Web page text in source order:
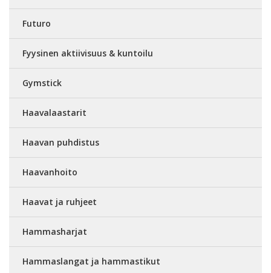
Futuro
Fyysinen aktiivisuus & kuntoilu
Gymstick
Haavalaastarit
Haavan puhdistus
Haavanhoito
Haavat ja ruhjeet
Hammasharjat
Hammaslangat ja hammastikut